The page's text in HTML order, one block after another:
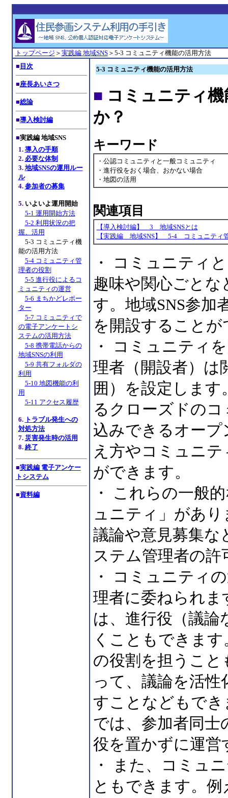
トップページ ＞ 実践編 地域SNS＞5-3 コミュニティ機能の活用方法
■ 目次
■座長あいさつ
■総論
■導入検討編
■実践編 地域SNS
1. 導入の手順
2. 必要な体制
3. 地域SNSの運用ルー
ル
4. 参加者の募集
5. いよいよ運用開始
5-1 運用開始方法
5-2 利用状況の把
握、活用
5-3 コミュニティ機
能の活用方法
5-4 コミュニティ管
理者の役割
5-5 進行役によるコ
ミュニティの運営
5-6 まちかどレポー
ター
5-7 コミュニティで
の電子アンケートシ
ステムの活用方法
5-8 携帯電話からの
地域SNSの利用
5-9 共有フォルダの
利用
5-10 地図機能の利
用
5-11 アクセス履歴
6. トラブル発生への
対処方法
7. 災害発生時の活用
8. 終了
■実践編 電子アンケー
トシステム
■資料編
5-3 コミュニティ機能の活用方法
■ コミュニティ
か？
キーワード
・公認コミュニティと一般コミュニティ
・進行役をおく場合、おかない場合
・地図の活用
関連項目
【導入検討編】 3 地域SNSとは
【実践編 地域SNS】 5-4 コミュニティ
・ コミュニティ
趣味や関心ごと
す。地域SNS参加
を開設することが
・ コミュニティ
理者（開設者）は
囲）を設定しま
るクローズドの
込みできるオー
え方やコミュニ
ができます。
・ これらの一般
ュニティ」があ
議論や意見募集な
ステム管理者の
・ コミュニティ
理者に委ねられ
は、進行役（議論
くこともできま
の役割を担うこ
って、議論を活
すことなどもで
では、参加者同士
役を置かずに運
・ また、コミュ
ともできます。